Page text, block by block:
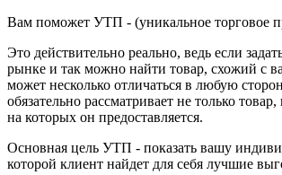
Вам поможет УТП - (уникальное торговое
Это действительно реально, ведь если
рынке и так можно найти товар, схожий с
может несколько отличаться в любую
обязательно рассматривает не только
на которых он предоставляется.
Основная цель УТП - показать вашу
которой клиент найдет для себя лучшие